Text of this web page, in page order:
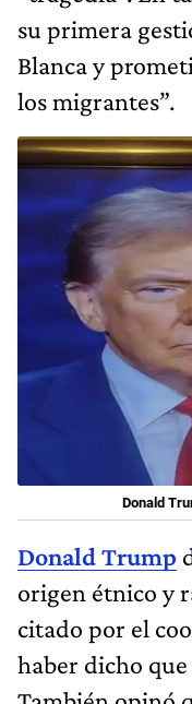
su primera
Blanca y
los migrantes”.
Donald
Donald Trump
origen étnico y
citado por el
haber dicho